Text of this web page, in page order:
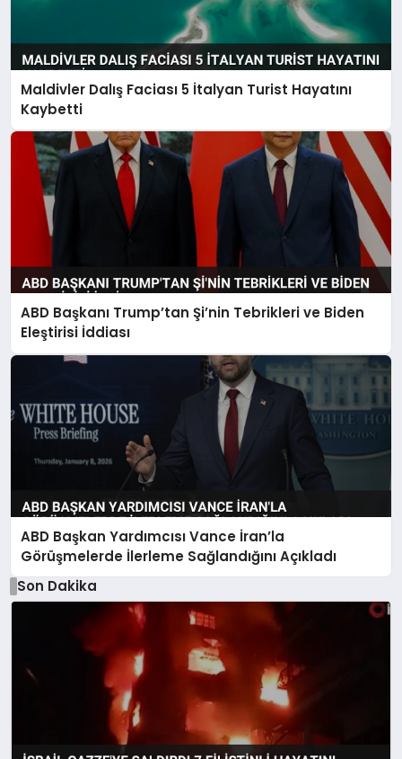
Maldivler Dalış Faciası 5 İtalyan Turist Hayatını
Kaybetti
ABD Başkanı Trump’tan Şi’nin Tebrikleri ve Biden
Eleştirisi İddiası
ABD Başkan Yardımcısı Vance İran’la
Görüşmelerde İlerleme Sağlandığını Açıkladı
Son Dakika